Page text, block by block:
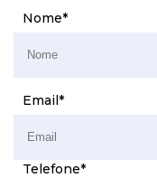
Nome*
Email*
Telefone*